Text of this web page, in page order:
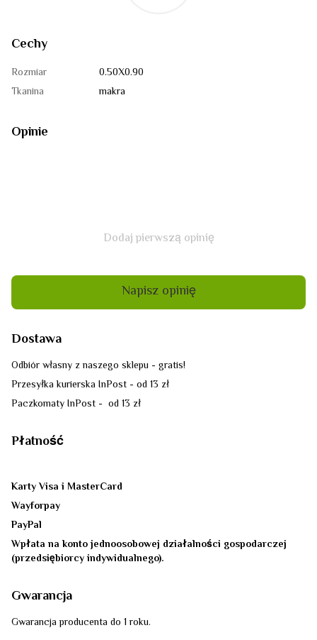
Cechy
Rozmiar
0.50Х0.90
Tkanina
makra
Opinie
Dodaj pierwszą opinię
Napisz opinię
Dostawa
Odbiór własny z naszego sklepu - gratis!
Przesyłka kurierska InPost - od 13 zł
Paczkomaty InPost - od 13 zł
Płatność
Karty Visa i MasterCard
Wayforpay
PayPal
Wpłata na konto jednoosobowej działalności gospodarczej
(przedsiębiorcy indywidualnego).
Gwarancja
Gwarancja producenta do 1 roku.